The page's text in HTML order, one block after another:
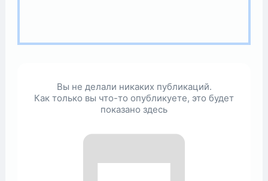
Вы не делали никаких публикаций.
Как только вы что-то опубликуете, это будет
показано здесь